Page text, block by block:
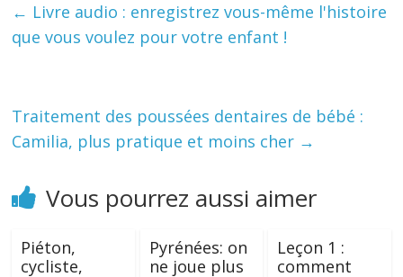
← Livre audio : enregistrez vous-même l'histoire
que vous voulez pour votre enfant !
Traitement des poussées dentaires de bébé :
Camilia, plus pratique et moins cher →
Vous pourrez aussi aimer
Piéton,
cycliste,
Pyrénées: on
ne joue plus
Leçon 1 :
comment